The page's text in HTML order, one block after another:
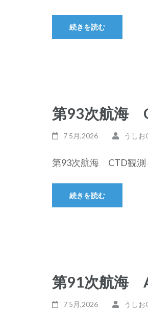
続きを読む
第93次航海
7 5月,2026 うしお
第93次航海 CTD観測
続きを読む
第91次航海
7 5月,2026 うしお